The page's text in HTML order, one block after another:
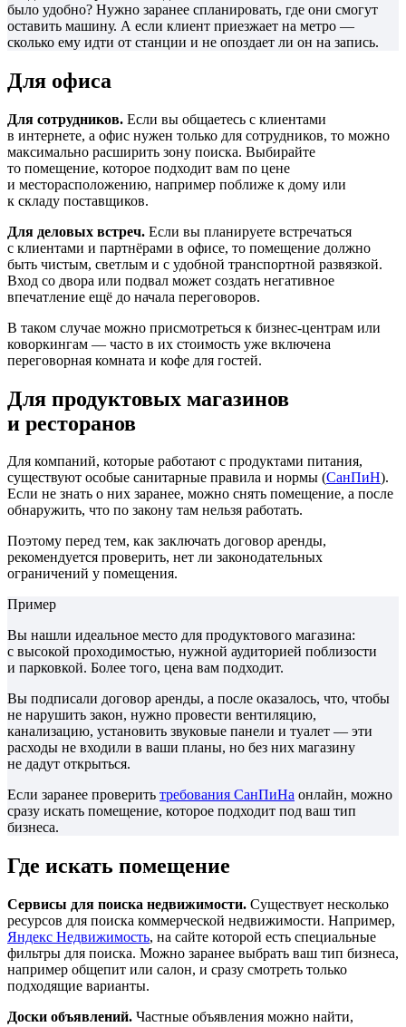
было удобно? Нужно заранее спланировать, где они смогут
оставить машину. А если клиент приезжает на метро —
сколько ему идти от станции и не опоздает ли он на запись.
Для офиса
Для сотрудников. Если вы общаетесь с клиентами
в интернете, а офис нужен только для сотрудников, то можно
максимально расширить зону поиска. Выбирайте
то помещение, которое подходит вам по цене
и месторасположению, например поближе к дому или
к складу поставщиков.
Для деловых встреч. Если вы планируете встречаться
с клиентами и партнёрами в офисе, то помещение должно
быть чистым, светлым и с удобной транспортной развязкой.
Вход со двора или подвал может создать негативное
впечатление ещё до начала переговоров.
В таком случае можно присмотреться к бизнес-центрам или
коворкингам — часто в их стоимость уже включена
переговорная комната и кофе для гостей.
Для продуктовых магазинов
и ресторанов
Для компаний, которые работают с продуктами питания,
существуют особые санитарные правила и нормы (СанПиН).
Если не знать о них заранее, можно снять помещение, а после
обнаружить, что по закону там нельзя работать.
Поэтому перед тем, как заключать договор аренды,
рекомендуется проверить, нет ли законодательных
ограничений у помещения.
Пример
Вы нашли идеальное место для продуктового магазина:
с высокой проходимостью, нужной аудиторией поблизости
и парковкой. Более того, цена вам подходит.
Вы подписали договор аренды, а после оказалось, что, чтобы
не нарушить закон, нужно провести вентиляцию,
канализацию, установить звуковые панели и туалет — эти
расходы не входили в ваши планы, но без них магазину
не дадут открыться.
Если заранее проверить требования СанПиНа онлайн, можно
сразу искать помещение, которое подходит под ваш тип
бизнеса.
Где искать помещение
Сервисы для поиска недвижимости. Существует несколько
ресурсов для поиска коммерческой недвижимости. Например,
Яндекс Недвижимость, на сайте которой есть специальные
фильтры для поиска. Можно заранее выбрать ваш тип бизнеса,
например общепит или салон, и сразу смотреть только
подходящие варианты.
Доски объявлений. Частные объявления можно найти,